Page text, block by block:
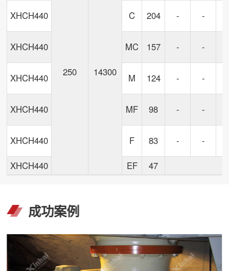
250 14300
XHCH440 C 204 - -
XHCH440 MC 157 - -
XHCH440 M 124 - -
XHCH440 MF 98 - -
XHCH440 F 83 - -
XHCH440
EF 47
成功案例